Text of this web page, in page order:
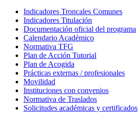
Indicadores Troncales Comunes
Indicadores Titulación
Documentación oficial del programa
Calendario Académico
Normativa TFG
Plan de Acción Tutorial
Plan de Acogida
Prácticas externas / profesionales
Movilidad
Instituciones con convenios
Normativa de Traslados
Solicitudes académicas y certificados